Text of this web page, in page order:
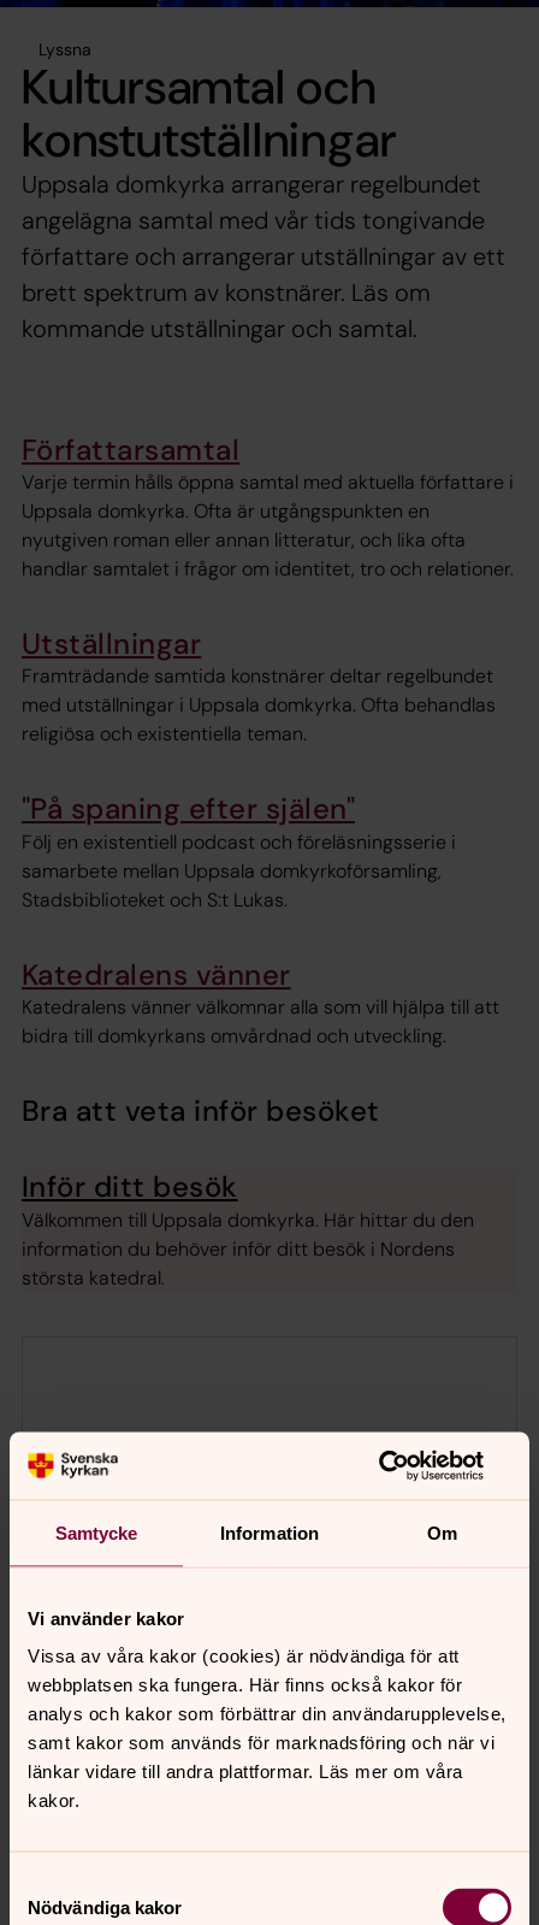
Samtycke Information Om
Vi använder kakor
Vissa av våra kakor (cookies) är nödvändiga för att
webbplatsen ska fungera. Här finns också kakor för
analys och kakor som förbättrar din användarupplevelse,
samt kakor som används för marknadsföring och när vi
länkar vidare till andra plattformar. Läs mer om våra
kakor.
Nödvändiga kakor
Lyssna
Kultursamtal och
konstutställningar
Uppsala domkyrka arrangerar regelbundet
angelägna samtal med vår tids tongivande
författare och arrangerar utställningar av ett
brett spektrum av konstnärer. Läs om
kommande utställningar och samtal.
Författarsamtal
Varje termin hålls öppna samtal med aktuella författare i
Uppsala domkyrka. Ofta är utgångspunkten en
nyutgiven roman eller annan litteratur, och lika ofta
handlar samtalet i frågor om identitet, tro och relationer.
Utställningar
Framträdande samtida konstnärer deltar regelbundet
med utställningar i Uppsala domkyrka. Ofta behandlas
religiösa och existentiella teman.
"På spaning efter själen"
Följ en existentiell podcast och föreläsningsserie i
samarbete mellan Uppsala domkyrkoförsamling,
Stadsbiblioteket och S:t Lukas.
Katedralens vänner
Katedralens vänner välkomnar alla som vill hjälpa till att
bidra till domkyrkans omvårdnad och utveckling.
Bra att veta inför besöket
Inför ditt besök
Välkommen till Uppsala domkyrka. Här hittar du den
information du behöver inför ditt besök i Nordens
största katedral.